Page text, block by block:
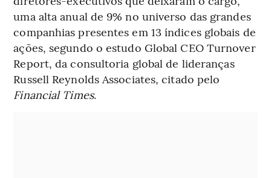
uma alta anual de 9% no universo das grandes
companhias presentes em 13 índices globais de
ações, segundo o estudo Global CEO Turnover
Report, da consultoria global de lideranças
Russell Reynolds Associates, citado pelo
Financial Times.